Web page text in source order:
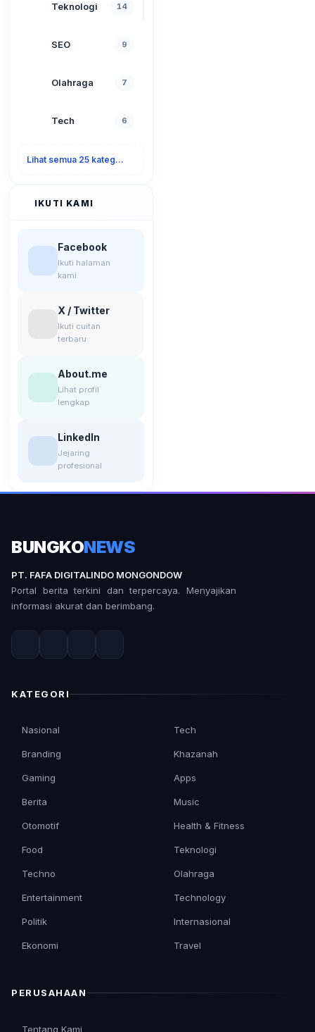
Teknologi 14
SEO 9
Olahraga 7
Tech 6
Lihat semua 25 kategori
IKUTI KAMI
Facebook
Ikuti halaman
kami
X / Twitter
Ikuti cuitan
terbaru
About.me
Lihat profil
lengkap
LinkedIn
Jejaring
profesional
BUNGKONEWS
PT. FAFA DIGITALINDO MONGONDOW
Portal berita terkini dan terpercaya. Menyajikan
informasi akurat dan berimbang.
KATEGORI
Nasional
Branding
Gaming
Berita
Otomotif
Tech
Khazanah
Apps
Music
Health & Fitness
Food
Techno
Entertainment
Politik
Ekonomi
Teknologi
Olahraga
Technology
Internasional
Travel
PERUSAHAAN
Tentang Kami